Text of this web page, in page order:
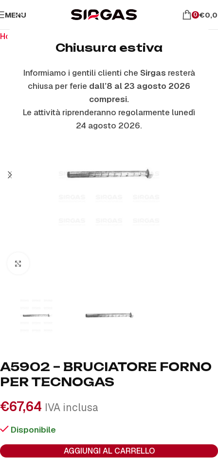
Chiusura estiva
Informiamo i gentili clienti che Sirgas resterà
chiusa per ferie dall’8 al 23 agosto 2026
compresi.
Le attività riprenderanno regolarmente lunedì
24 agosto 2026.
MENU 0 €
Home
A5902 – BRUCIATORE FORNO
PER TECNOGAS
€67,64 IVA inclusa
Disponibile
AGGIUNGI AL CARRELLO